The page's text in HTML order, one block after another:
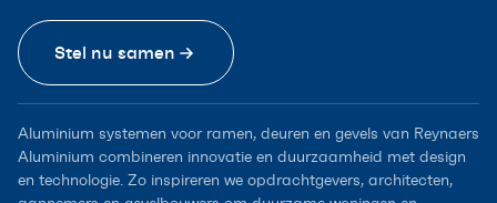
Stel nu samen
Aluminium systemen voor ramen, deuren en gevels van Reynaers
Aluminium combineren innovatie en duurzaamheid met design
en technologie. Zo inspireren we opdrachtgevers, architecten,